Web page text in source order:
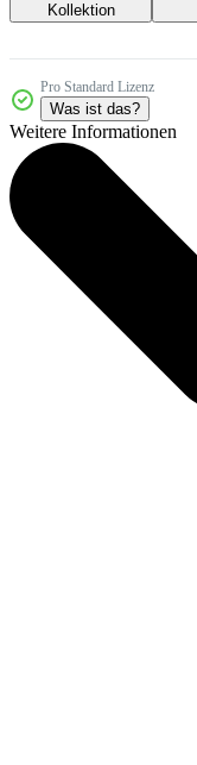
Kollektion
Pro Standard Lizenz
Was ist das?
Weitere Informationen